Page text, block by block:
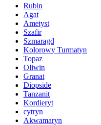
Rubin
Agat
Ametyst
Szafir
Szmaragd
Kolorowy Turmatyn
Topaz
Oliwin
Granat
Diopside
Tanzanit
Kordieryt
cytryn
Akwamaryn